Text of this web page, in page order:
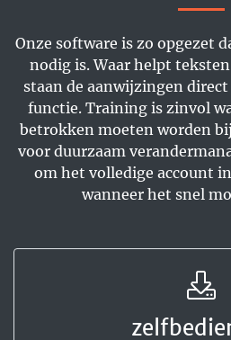
Onze software is zo opgezet
nodig is. Waar helpt
staan de aanwijzingen
functie. Training is zinvol
betrokken moeten worden
voor duurzaam
om het volledige account
wanneer het snel